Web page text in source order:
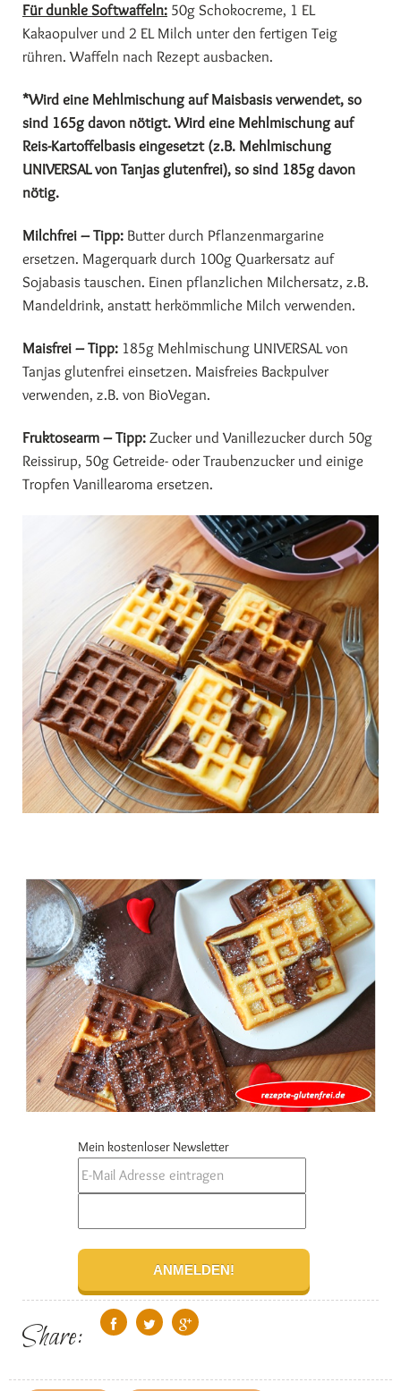
Für dunkle Softwaffeln: 50g Schokocreme, 1 EL
Kakaopulver und 2 EL Milch unter den fertigen Teig
rühren. Waffeln nach Rezept ausbacken.
*Wird eine Mehlmischung auf Maisbasis verwendet, so
sind 165g davon nötigt. Wird eine Mehlmischung auf
Reis-Kartoffelbasis eingesetzt (z.B. Mehlmischung
UNIVERSAL von Tanjas glutenfrei), so sind 185g davon
nötig.
Milchfrei – Tipp: Butter durch Pflanzenmargarine
ersetzen. Magerquark durch 100g Quarkersatz auf
Sojabasis tauschen. Einen pflanzlichen Milchersatz, z.B.
Mandeldrink, anstatt herkömmliche Milch verwenden.
Maisfrei – Tipp: 185g Mehlmischung UNIVERSAL von
Tanjas glutenfrei einsetzen. Maisfreies Backpulver
verwenden, z.B. von BioVegan.
Fruktosearm – Tipp: Zucker und Vanillezucker durch 50g
Reissirup, 50g Getreide- oder Traubenzucker und einige
Tropfen Vanillearoma ersetzen.
Mein kostenloser Newsletter
Share: